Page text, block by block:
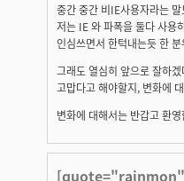
중간 중간 비IE사용자라는
저는 IE 와 파폭을 둘다 사용
인심쓰면서 한턱내는듯 한
그래도 열심히 앞으로 잘하
고맙다고 해야할지, 변화에
변화에 대해서는 반갑고 환
[quote="rainmon"]